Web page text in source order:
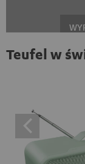
Zawsze
tutaj za
oznacza
zewnętrznych.
Teufel w